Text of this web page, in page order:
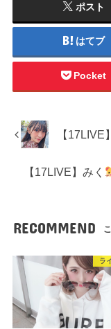
ポスト
はてブ
Pocket
【17LIVE
【17LIVE】みく
RECOMMEND
ラ